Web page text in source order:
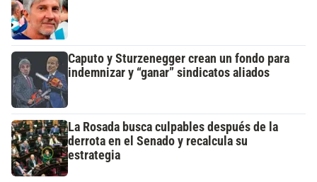
Caputo y Sturzenegger crean un fondo para
indemnizar y “ganar” sindicatos aliados
La Rosada busca culpables después de la
derrota en el Senado y recalcula su
estrategia